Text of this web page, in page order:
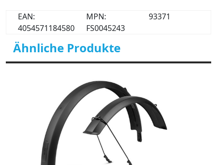
EAN:
4054571184580
MPN:
FS0045243
93371
Ähnliche Produkte